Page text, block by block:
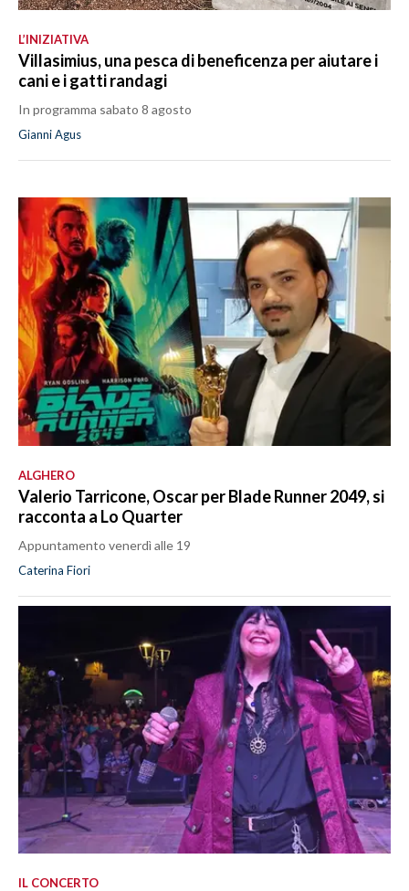
L’INIZIATIVA
Villasimius, una pesca di beneficenza per aiutare i
cani e i gatti randagi
In programma sabato 8 agosto
Gianni Agus
ALGHERO
Valerio Tarricone, Oscar per Blade Runner 2049, si
racconta a Lo Quarter
Appuntamento venerdì alle 19
Caterina Fiori
IL CONCERTO